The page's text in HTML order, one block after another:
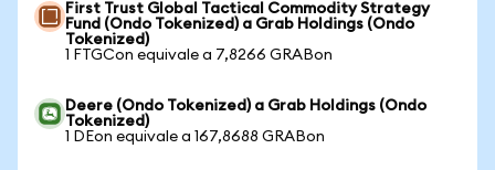
First Trust Global Tactical Commodity Strategy
Fund (Ondo Tokenized) a Grab Holdings (Ondo
Tokenized)
1 FTGCon equivale a 7,8266 GRABon
Deere (Ondo Tokenized) a Grab Holdings (Ondo
Tokenized)
1 DEon equivale a 167,8688 GRABon